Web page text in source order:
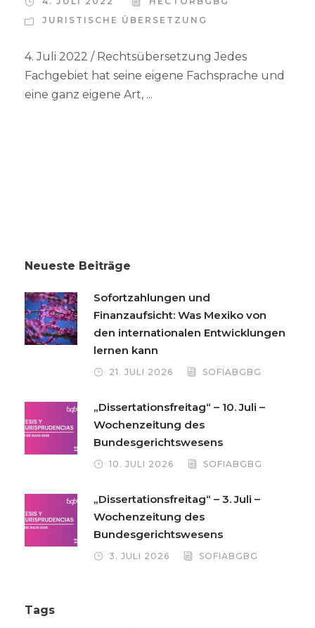
JURISTISCHE ÜBERSETZUNG
4. Juli 2022 / Rechtsübersetzung Jedes
Fachgebiet hat seine eigene Fachsprache und
eine ganz eigene Art, ...
Neueste Beiträge
Sofortzahlungen und
Finanzaufsicht: Was Mexiko von
den internationalen Entwicklungen
lernen kann
21. JULI 2026 SOFIABGBG
„Dissertationsfreitag“ – 10. Juli –
Wochenzeitung des
Bundesgerichtswesens
10. JULI 2026 SOFIABGBG
„Dissertationsfreitag“ – 3. Juli –
Wochenzeitung des
Bundesgerichtswesens
3. JULI 2026 SOFIABGBG
Tags